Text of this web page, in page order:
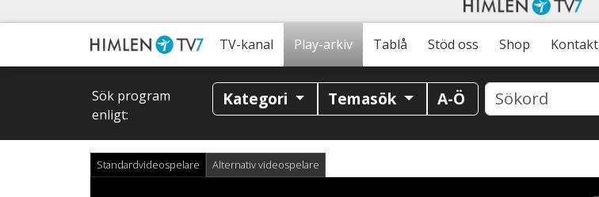
TV-kanal Play-arkiv Tablå Stöd oss Shop Kontakt
Sök program
enligt:
Kategori Temasök A-Ö
Standardvideospelare Alternativ videospelare